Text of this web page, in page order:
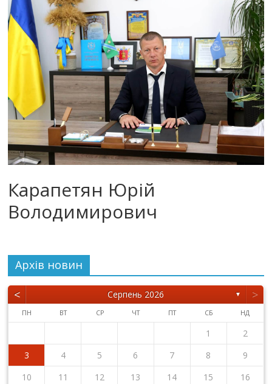
Карапетян Юрій
Володимирович
Архiв новин
< Серпень 2026 ▼ >
ПН ВТ СР ЧТ ПТ СБ НД
1
2
3
4 5 6 7 8
9
10
11 12 13 14 15
16